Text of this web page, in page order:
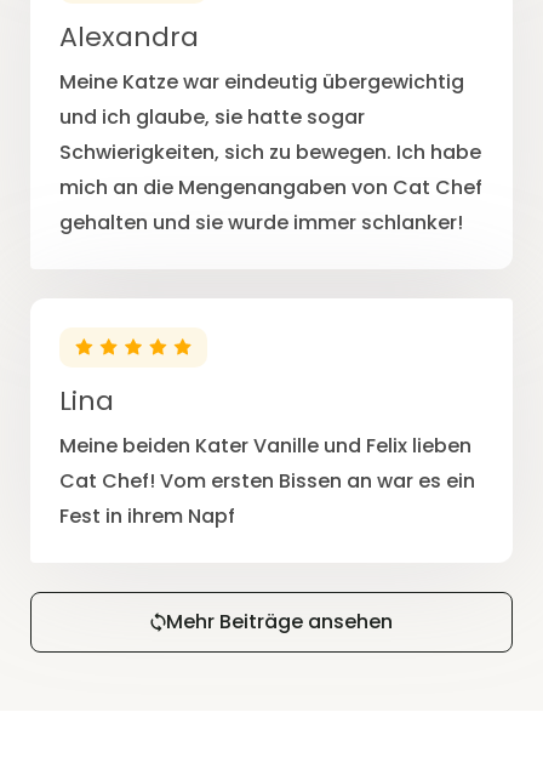
Alexandra
Meine Katze war eindeutig übergewichtig
und ich glaube, sie hatte sogar
Schwierigkeiten, sich zu bewegen. Ich habe
mich an die Mengenangaben von Cat Chef
gehalten und sie wurde immer schlanker!
Lina
Meine beiden Kater Vanille und Felix lieben
Cat Chef! Vom ersten Bissen an war es ein
Fest in ihrem Napf
Mehr Beiträge ansehen